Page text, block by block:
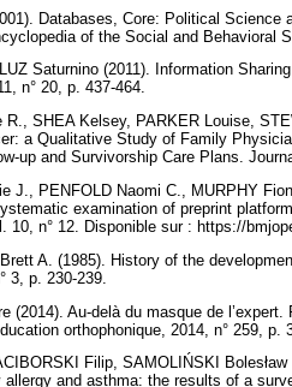
Databases, Core: Political
of the Social and
Saturnino (2011). Information
n° 20, p. 437-464.
R., SHEA Kelsey, PARKER Louise,
a Qualitative Study of Family
up and Survivorship Care Plans.
J., PENFOLD Naomi C., MURPHY
examination of preprint
10, n° 12. Disponible sur : https://
A. (1985). History of the
3, p. 230-239.
(2014). Au-delà du masque de
orthophonique, 2014, n° 259, p.
Filip, SAMOLIŃSKI
allergy and asthma: the results of a